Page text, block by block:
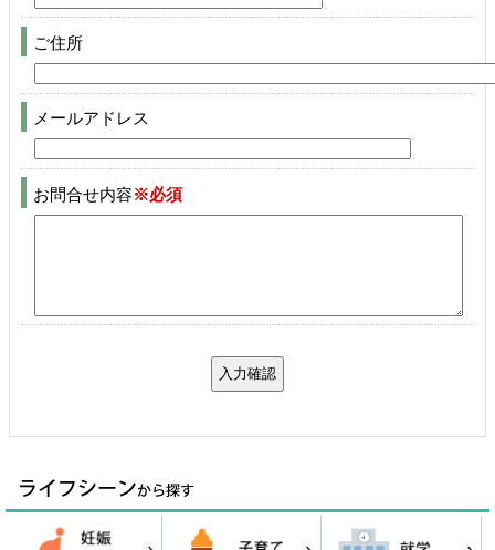
ご住所
メールアドレス
お問合せ内容※必須